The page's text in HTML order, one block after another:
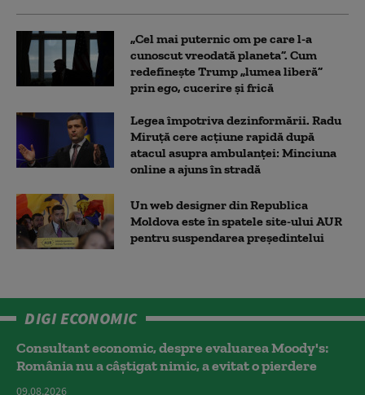
„Cel mai puternic om pe care l-a
cunoscut vreodată planeta”. Cum
redefinește Trump „lumea liberă”
prin ego, cucerire și frică
Legea împotriva dezinformării. Radu
Miruță cere acțiune rapidă după
atacul asupra ambulanței: Minciuna
online a ajuns în stradă
Un web designer din Republica
Moldova este în spatele site-ului AUR
pentru suspendarea președintelui
DIGI ECONOMIC
Consultant economic, despre evaluarea Moody's:
România nu a câştigat nimic, a evitat o pierdere
09.08.2026